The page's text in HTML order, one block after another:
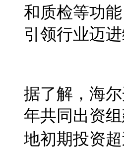
和质检等功
引领行业迈
据了解，海
年共同出资
地初期投资